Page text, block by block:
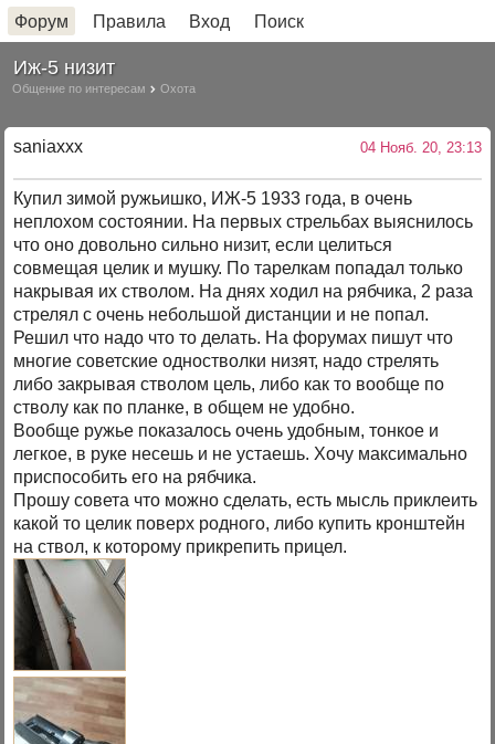
Форум Правила Вход Поиск
Иж-5 низит
Общение по интересам Охота
saniaxxx 04 Нояб. 20, 23:13
Купил зимой ружьишко, ИЖ-5 1933 года, в очень
неплохом состоянии. На первых стрельбах выяснилось
что оно довольно сильно низит, если целиться
совмещая целик и мушку. По тарелкам попадал только
накрывая их стволом. На днях ходил на рябчика, 2 раза
стрелял с очень небольшой дистанции и не попал.
Решил что надо что то делать. На форумах пишут что
многие советские одностволки низят, надо стрелять
либо закрывая стволом цель, либо как то вообще по
стволу как по планке, в общем не удобно.
Вообще ружье показалось очень удобным, тонкое и
легкое, в руке несешь и не устаешь. Хочу максимально
приспособить его на рябчика.
Прошу совета что можно сделать, есть мысль приклеить
какой то целик поверх родного, либо купить кронштейн
на ствол, к которому прикрепить прицел.